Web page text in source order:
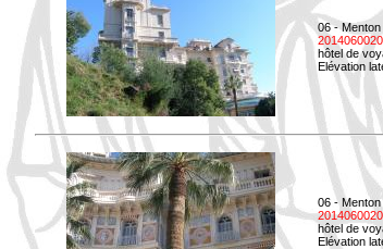
06 - Menton
hôtel de
Elévation
06 - Menton
hôtel de
Elévation